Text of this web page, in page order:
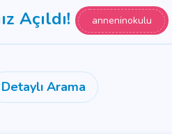
Açıldı! anneninokulu
Detaylı Arama